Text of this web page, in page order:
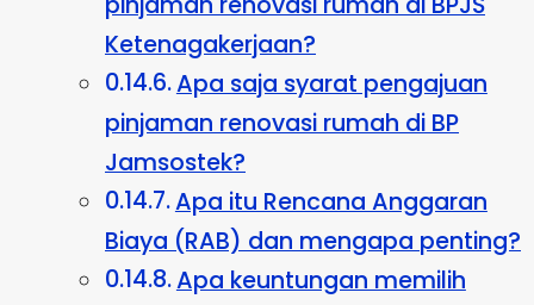
Ketenagakerjaan?
Apa saja syarat pengajuan
pinjaman renovasi rumah di BP
Jamsostek?
Apa itu Rencana Anggaran
Biaya (RAB) dan mengapa penting?
Apa keuntungan memilih